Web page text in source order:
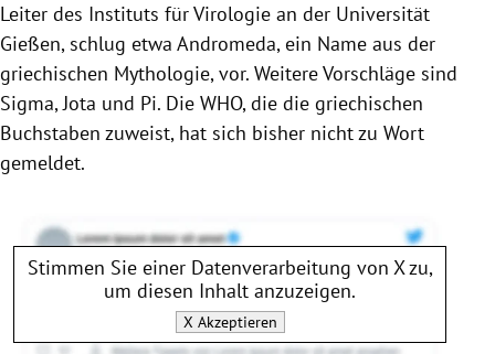
Leiter des Instituts für Virologie an der Universität
Gießen, schlug etwa Andromeda, ein Name aus der
griechischen Mythologie, vor. Weitere Vorschläge sind
Sigma, Jota und Pi. Die WHO, die die griechischen
Buchstaben zuweist, hat sich bisher nicht zu Wort
gemeldet.
Stimmen Sie einer Datenverarbeitung von Xzu,
um diesen Inhalt anzuzeigen.
X Akzeptieren